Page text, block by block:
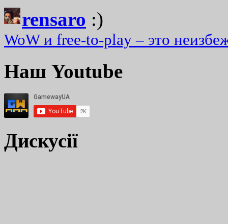
rensaro :)
WoW и free-to-play – это
Наш Youtube
Дискусії